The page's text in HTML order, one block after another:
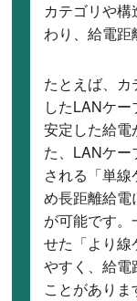
カテゴリや
わり、給電距
たとえば、
したLANケー
安定した給電
た、LANケ
される「単
め長距離給
が可能です
せた「より
やすく、給電
ことがありま